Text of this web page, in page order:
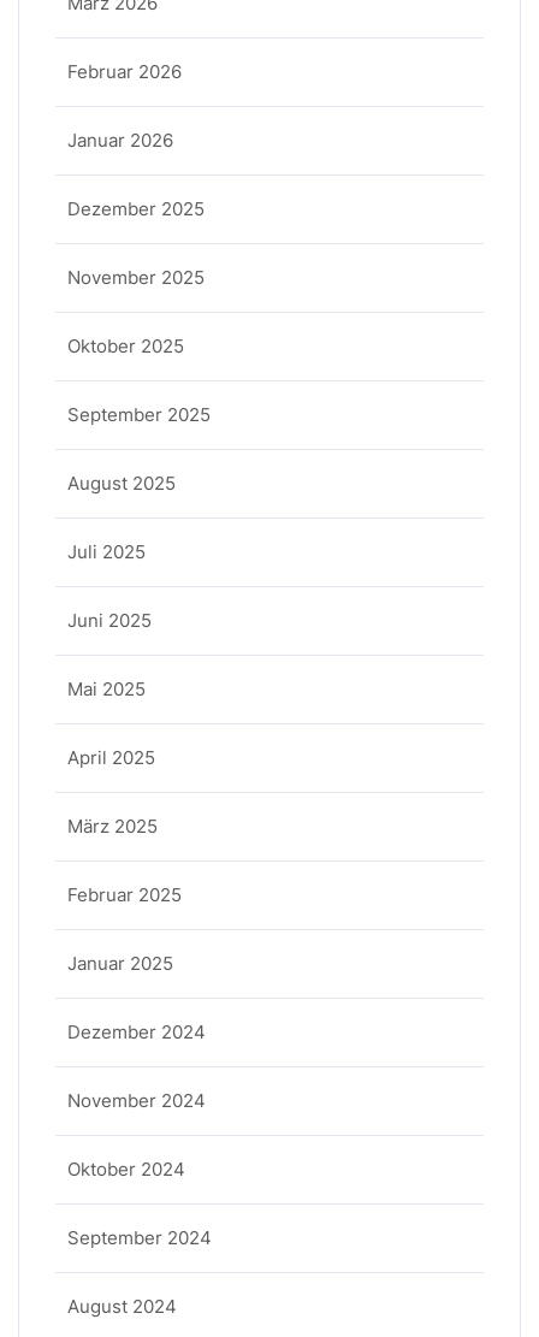
Februar 2026
Januar 2026
Dezember 2025
November 2025
Oktober 2025
September 2025
August 2025
Juli 2025
Juni 2025
Mai 2025
April 2025
März 2025
Februar 2025
Januar 2025
Dezember 2024
November 2024
Oktober 2024
September 2024
August 2024